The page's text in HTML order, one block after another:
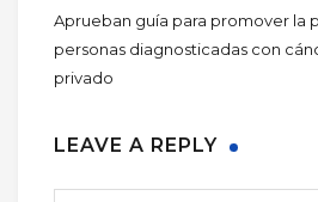
Aprueban guía para promover la
personas diagnosticadas con
privado
LEAVE A REPLY